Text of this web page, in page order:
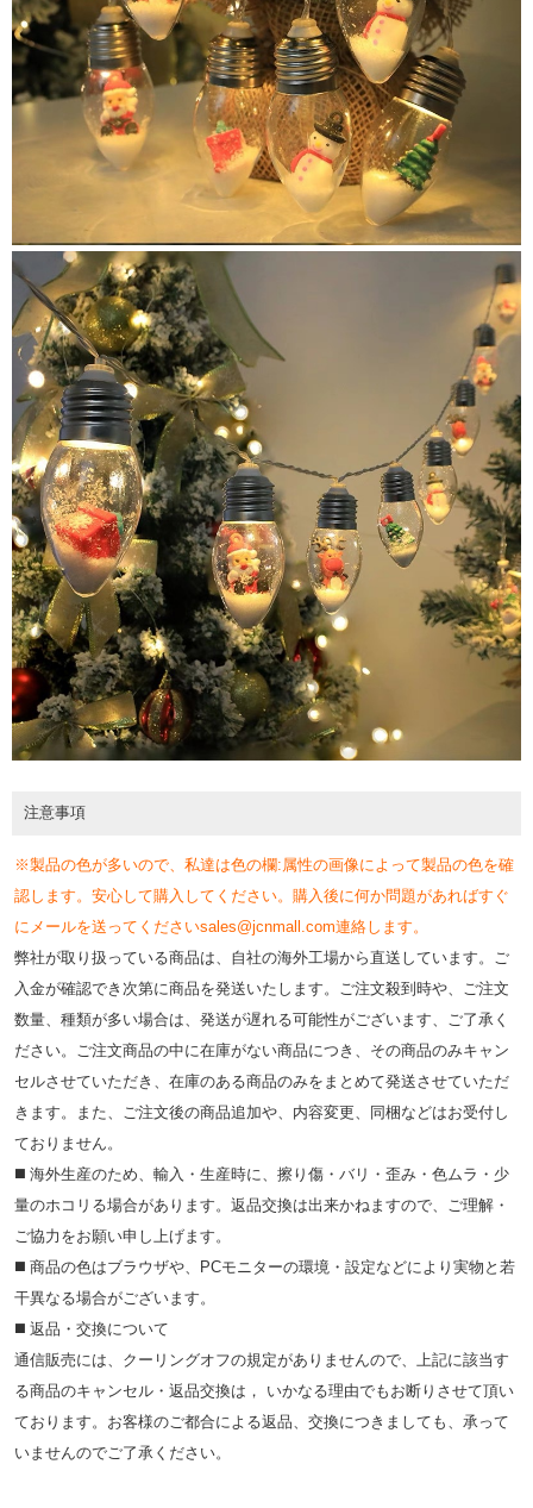
注意事項
※製品の色が多いので、私達は色の欄:属性の画像によって製品の色を確
認します。安心して購入してください。購入後に何か問題があればすぐ
にメールを送ってくださいsales@jcnmall.com連絡します。
弊社が取り扱っている商品は、自社の海外工場から直送しています。ご
入金が確認でき次第に商品を発送いたします。ご注文殺到時や、ご注文
数量、種類が多い場合は、発送が遅れる可能性がございます、ご了承く
ださい。ご注文商品の中に在庫がない商品につき、その商品のみキャン
セルさせていただき、在庫のある商品のみをまとめて発送させていただ
きます。また、ご注文後の商品追加や、内容変更、同梱などはお受付し
ておりません。
◼️ 海外⽣産のため、輸⼊・⽣産時に、擦り傷・バリ・歪み・色ムラ・少
量のホコリる場合があります。返品交換は出来かねますので、ご理解・
ご協⼒をお願い申し上げます。
◼️ 商品の⾊はブラウザや、PCモニターの環境・設定などにより実物と若
⼲異なる場合がございます。
◼️ 返品・交換について
通信販売には、クーリングオフの規定がありませんので、上記に該当す
る商品のキャンセル・返品交換は， いかなる理由でもお断りさせて頂い
ております。お客様のご都合による返品、交換につきましても、承って
いませんのでご了承ください。